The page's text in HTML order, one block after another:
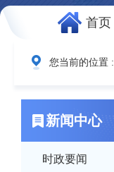
首页
您当前的位置 :
新闻中心
时政要闻